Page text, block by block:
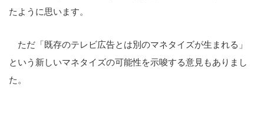
たように思います。
ただ「既存のテレビ広告とは別のマネタイズが生まれる」
という新しいマネタイズの可能性を示唆する意見もありまし
た。